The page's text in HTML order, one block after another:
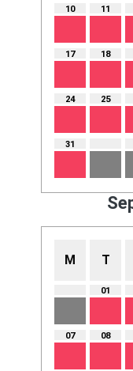
10 11
17 18
24 25
31
M T
01
07 08